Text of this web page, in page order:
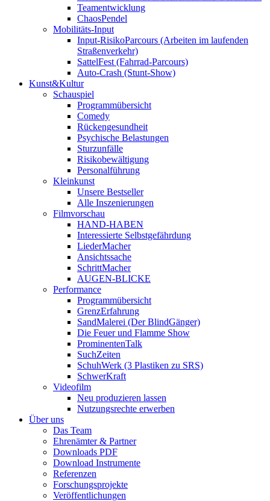
Teamentwicklung
ChaosPendel
Mobilitäts-Input
Input-RisikoParcours (Arbeiten im laufenden
Straßenverkehr)
SattelFest (Fahrrad-Parcours)
Auto-Crash (Stunt-Show)
Kunst&Kultur
Schauspiel
Programmübersicht
Comedy
Rückengesundheit
Psychische Belastungen
Sturzunfälle
Risikobewältigung
Personalführung
Kleinkunst
Unsere Bestseller
Alle Inszenierungen
Filmvorschau
HAND-HABEN
Interessierte Selbstgefährdung
LiederMacher
Ansichtssache
SchrittMacher
AUGEN-BLICKE
Performance
Programmübersicht
GrenzErfahrung
SandMalerei (Der BlindGänger)
Die Feuer und Flamme Show
ProminentenTalk
SuchZeiten
SchuhWerk (3 Plastiken zu SRS)
SchwerKraft
Videofilm
Neu produzieren lassen
Nutzungsrechte erwerben
Über uns
Das Team
Ehrenämter & Partner
Downloads PDF
Download Instrumente
Referenzen
Forschungsprojekte
Veröffentlichungen